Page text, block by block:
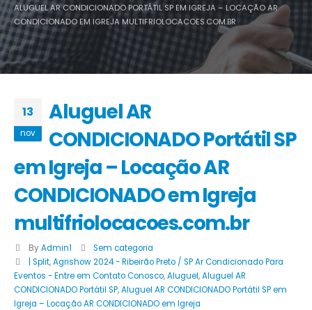
ALUGUEL AR CONDICIONADO PORTÁTIL SP EM IGREJA – LOCAÇÃO AR
CONDICIONADO EM IGREJA MULTIFRIOLOCACOES.COM.BR
13
nov
Aluguel AR
CONDICIONADO Portátil SP
em Igreja – Locação AR
CONDICIONADO em Igreja
multifriolocacoes.com.br
By Admin1
Sem categoria
| Split,Agrishow 2024 - Ribeirão Preto / SP Ar Condicionado Para
Eventos - Entre em Contato Conosco,Aluguel,Aluguel AR
CONDICIONADO Portátil SP,Aluguel AR CONDICIONADO Portátil SP em
Igreja – Locação AR CONDICIONADO em Igreja